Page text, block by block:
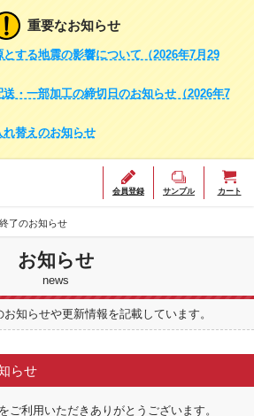
重要なお知らせ
する地震の影響について（2026年7月29
・一部加工の締切日のお知らせ（2026年7
替えのお知らせ
会員登録 サンプル カート
了のお知らせ
お知らせ
news
知らせや更新情報を記載しています。
らせ
ご利用いただきありがとうございます。